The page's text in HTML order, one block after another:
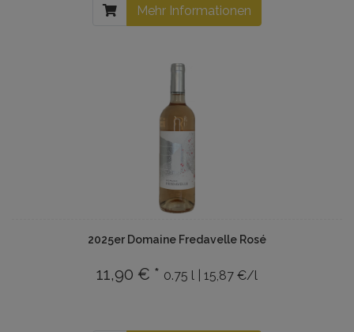
Mehr Informationen
2025er Domaine Fredavelle Rosé
11,90 € * 0.75 l | 15,87 €/l